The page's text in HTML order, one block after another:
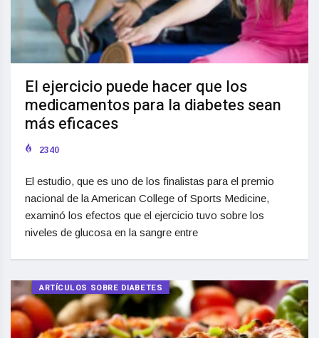
El ejercicio puede hacer que los
medicamentos para la diabetes sean
más eficaces
2340
El estudio, que es uno de los finalistas para el premio
nacional de la American College of Sports Medicine,
examinó los efectos que el ejercicio tuvo sobre los
niveles de glucosa en la sangre entre
ARTÍCULOS SOBRE DIABETES